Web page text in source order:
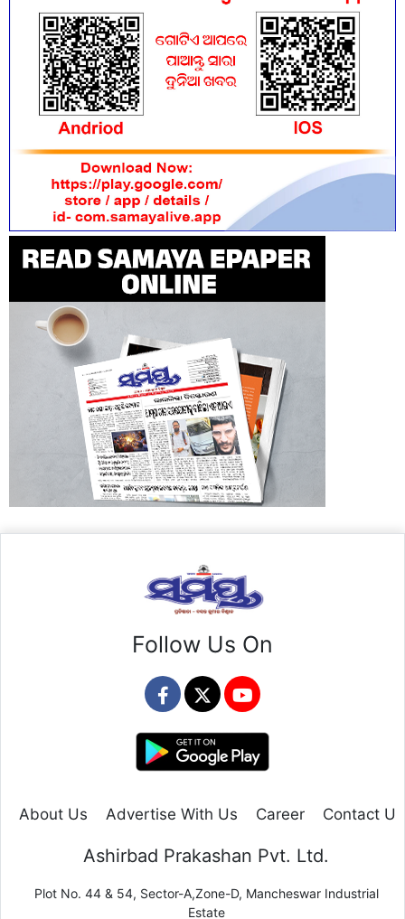
Follow Us On
About Us Advertise With Us Career Contact Us
Ashirbad Prakashan Pvt. Ltd.
Plot No. 44 & 54, Sector-A,Zone-D, Mancheswar Industrial
Estate